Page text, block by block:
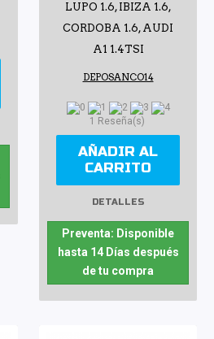
LUPO 1.6, IBIZA 1.6,
CORDOBA 1.6, AUDI
A1 1.4TSI
DEPOSANCO14
1 Reseña(s)
AÑADIR AL
CARRITO
DETALLES
Preventa: Disponible
hasta 14 Días después
de tu compra